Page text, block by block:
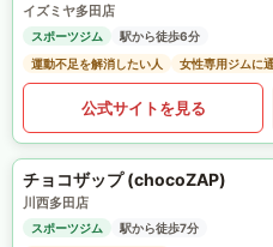
イズミヤ多田店
スポーツジム
駅から徒歩6分
運動不足を解消したい人
女性専用ジムに
公式サイトを見る
チョコザップ (chocoZAP)
川西多田店
スポーツジム
駅から徒歩7分